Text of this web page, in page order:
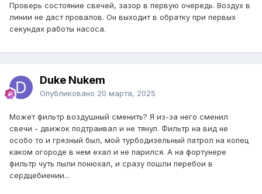
Проверь состояние свечей, зазор в первую очередь. Воздух в
линии не даст провалов. Он выходит в обратку при первых
секундах работы насоса.
Duke Nukem
Опубликовано 20 марта, 2025
Может фильтр воздушный сменить? Я из-за него сменил
свечи - движок подтраивал и не тянул. Фильтр на вид не
особо то и грязный был, мой турбодизельный патрол на копец
каком огороде в нем ехал и не парился. А на фортунере
фильтр чуть пыли понюхал, и сразу пошли перебои в
сердцебиении...